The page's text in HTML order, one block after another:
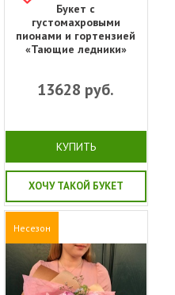
Букет с
густомахровыми
пионами и гортензией
«Тающие ледники»
13628 руб.
КУПИТЬ
ХОЧУ ТАКОЙ БУКЕТ
Несезон